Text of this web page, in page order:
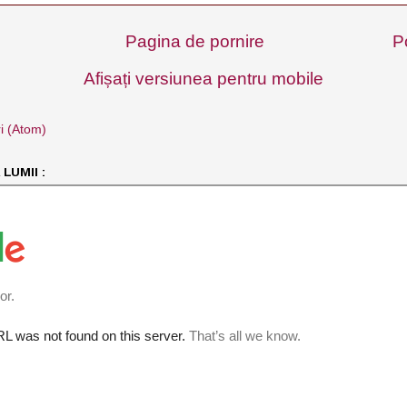
Pagina de pornire
Afișați versiunea pentru mobile
(Atom)
LUMII :